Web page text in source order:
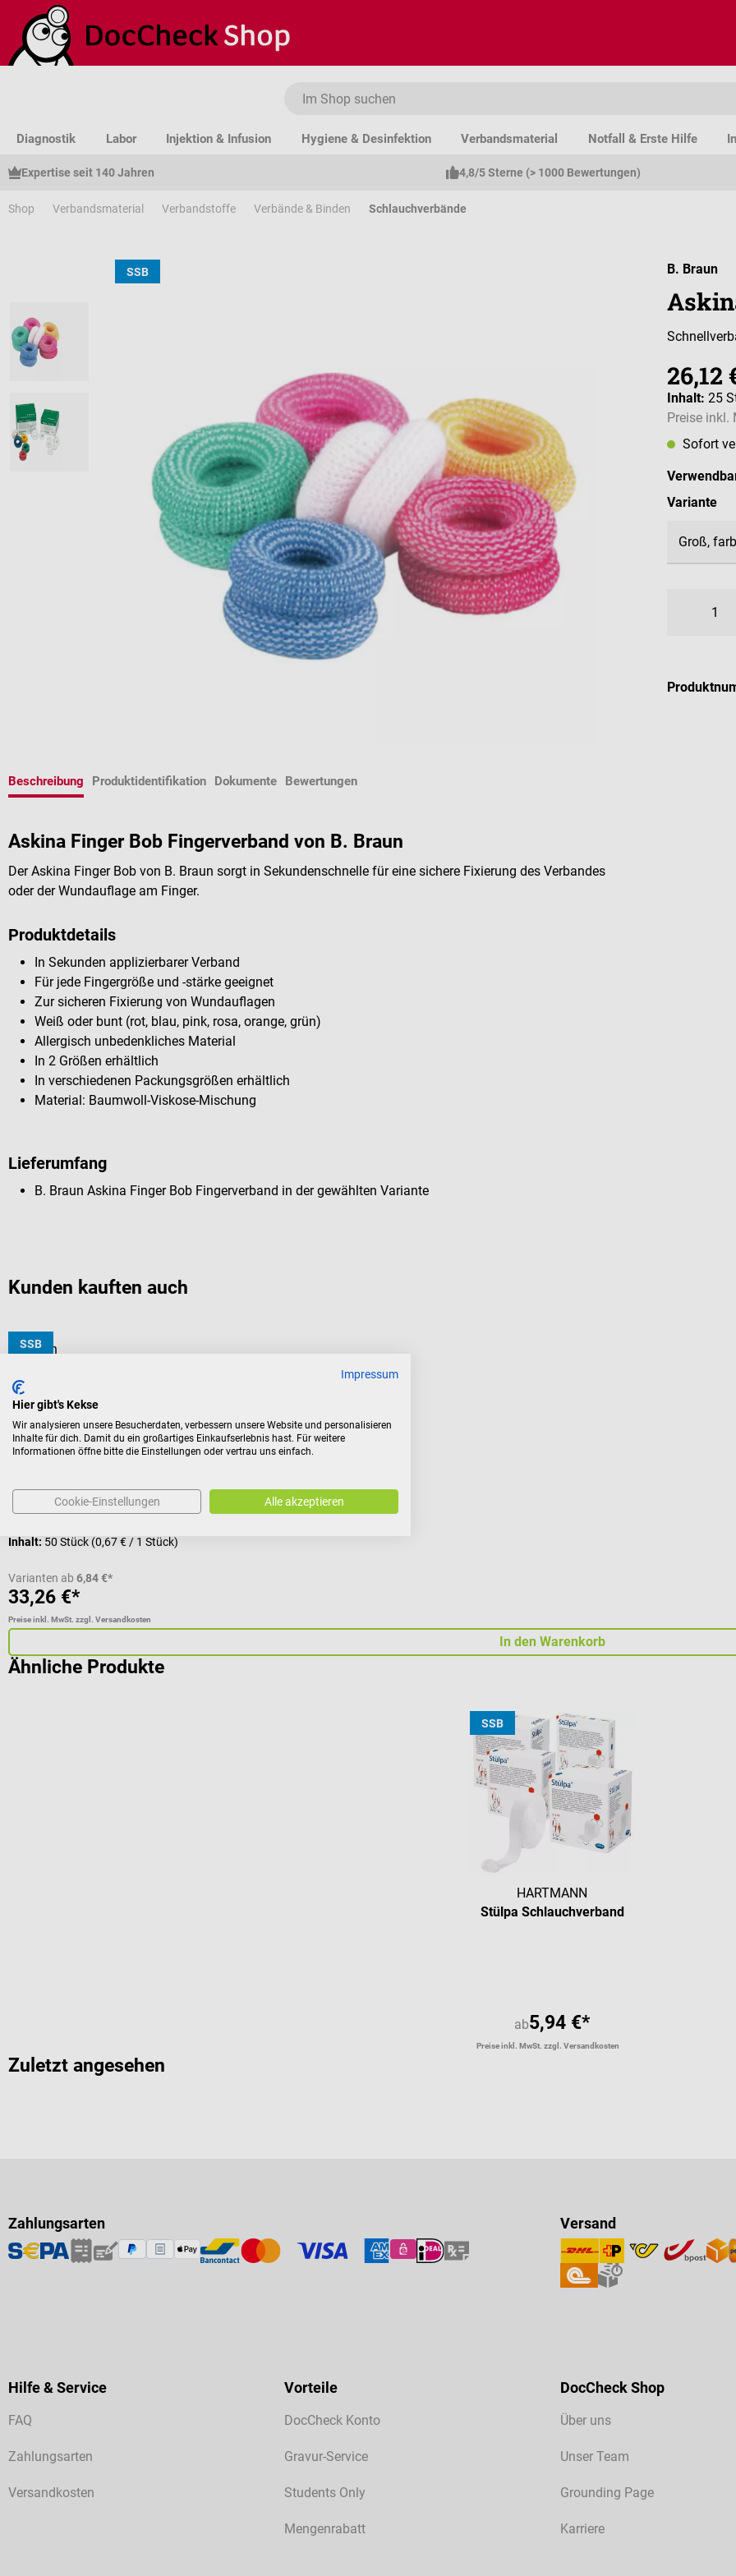
Hauptinhalt springen
Zur Suche springen
Zur Hauptnavigation springen
Diagnostik Labor Injektion & Infusion Hygiene & Desinfektion Verbandsmaterial Notfall & Erste Hilfe
Expertise seit 140 Jahren 4,8/5 Sterne (> 1000 Bewertungen)
Shop Verbandsmaterial Verbandstoffe Verbände & Binden Schlauchverbände
SSB B. Braun
26,12
Inhalt:25
Preise inkl.
Sofort
Variante
Beschreibung Produktidentifikation Dokumente Bewertungen
Askina Finger Bob Fingerverband von B. Braun
Der Askina Finger Bob von B. Braun sorgt in Sekundenschnelle für eine sichere Fixierung des Verbandes
oder der Wundauflage am Finger.
Produktdetails
In Sekunden applizierbarer Verband
Für jede Fingergröße und -stärke geeignet
Zur sicheren Fixierung von Wundauflagen
Weiß oder bunt (rot, blau, pink, rosa, orange, grün)
Allergisch unbedenkliches Material
In 2 Größen erhältlich
In verschiedenen Packungsgrößen erhältlich
Material: Baumwoll-Viskose-Mischung
Lieferumfang
B. Braun Askina Finger Bob Fingerverband in der gewählten Variante
Kunden kauften auch
SSB
B. Braun
Schnellverband für Finger
Durchschnittliche Bewertung von 5 von 5 Sternen
Variante:normal, weiß, 50 Stück
Inhalt: 50 Stück (0,67 € / 1 Stück)
Varianten ab 6,84 €*
33,26 €*
Preise inkl. MwSt. zzgl. Versandkosten
In den Warenkorb
Ähnliche Produkte
SSB
HARTMANN
Stülpa Schlauchverband
ab5,94 €*
Preise inkl. MwSt. zzgl. Versandkosten
Zuletzt angesehen
Zahlungsarten Versand
Hilfe & Service
FAQ
Zahlungsarten
Versandkosten
Vorteile
DocCheck Konto
Gravur-Service
Students Only
Mengenrabatt
DocCheck Shop
Über uns
Unser Team
Grounding Page
Karriere
Impressum
Hier gibt's Kekse
Wir analysieren unsere Besucherdaten, verbessern unsere Website und personalisieren
Inhalte für dich. Damit du ein großartiges Einkaufserlebnis hast. Für weitere
Informationen öffne bitte die Einstellungen oder vertrau uns einfach.
Cookie-Einstellungen Alle akzeptieren